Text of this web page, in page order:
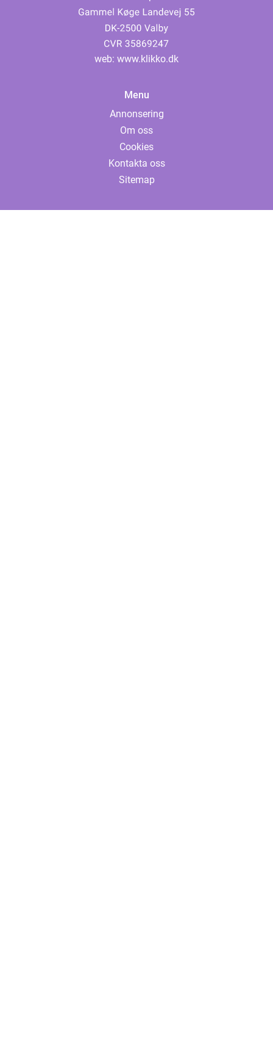
web: www.klikko.dk
Menu
Annonsering
Om oss
Cookies
Kontakta oss
Sitemap